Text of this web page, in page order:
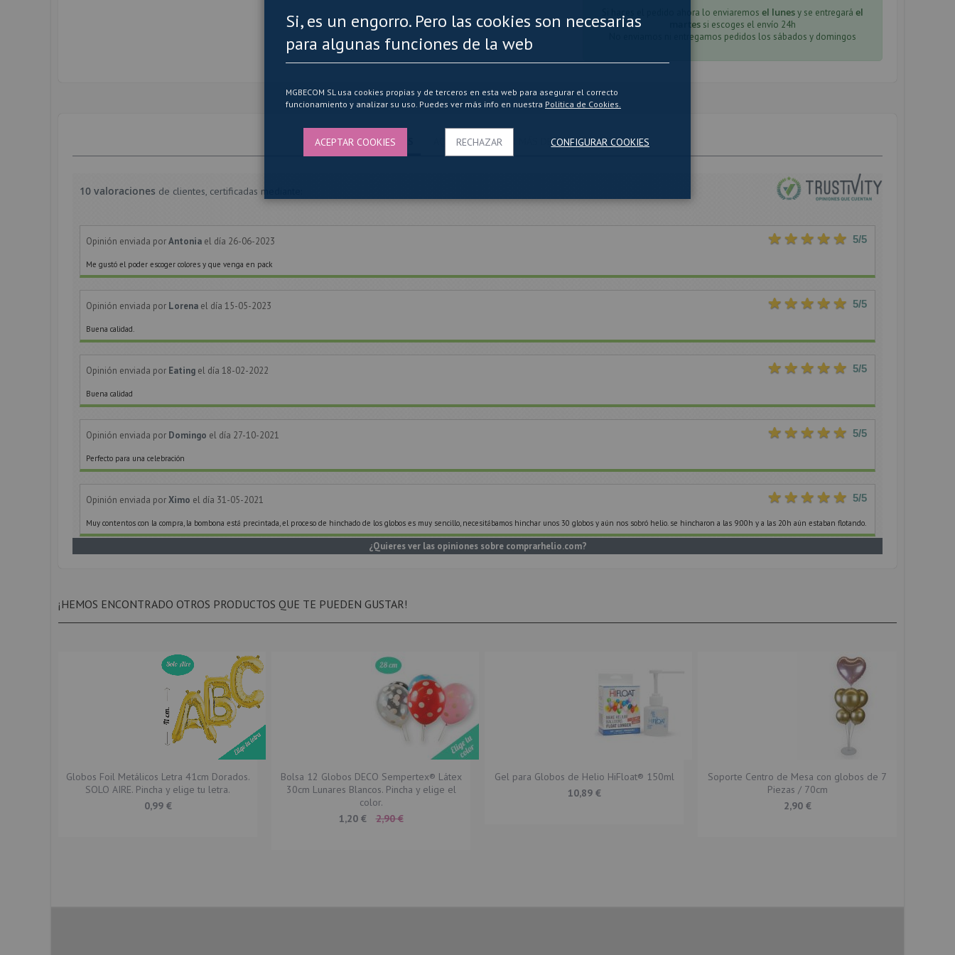
Si haces el pedido ahora lo enviaremosel lunesy se entregaráel
martes si escoges el envío 24h
No enviamos ni entregamos pedidos los sábados y domingos
OPINIONES
10 valoraciones de clientes, certificadas mediante:
Opinión enviada porAntonia el día 26-06-2023 5/5
Me gustó el poder escoger colores y que venga en pack
Opinión enviada por Lorena el día 15-05-2023 5/5
Buena calidad.
Opinión enviada por Eating el día 18-02-2022 5/5
Buena calidad
Opinión enviada por Domingo el día 27-10-2021 5/5
Perfecto para una celebración
Opinión enviada porXimo el día 31-05-2021 5/5
Muy contentos con la compra, la bombona está precintada, el proceso de hinchado de los globos es muy sencillo, necesitábamos hinchar unos 30 globos y aún nos sobró helio. se hincharon a las 9:00h y a las 20h aún estaban flotando.
3/5
Bien aunque no debería estar ninguno pinchado.
Beto_chamorro@hotmail.com 2/5
La botella de helio muy bien. Los globos no tanto. A las 24 horas ya habían perdido el helio y estaban en el suelo.
Opinión enviada por Vivaveas el día 21-04-2020
Un toque perfecto para una fiesta de cumpleaños infantil. Se nos quedó un poco corto, yo compraría mínimo la bombona para 50
¿Quieres ver las opiniones sobre comprarhelio.com?
AQUÍ PUEDES LEER MÁS DETALLES2
¡HEMOS ENCONTRADO OTROS PRODUCTOS QUE TE PUEDEN GUSTAR!
Globos Foil Metálicos Letra 41cm Dorados.
SOLO AIRE. Pincha y elige tu letra.
0,99 €
Bolsa 12 Globos DECO Sempertex® Látex
30cm Lunares Blancos. Pincha y elige el
color.
Special
1,20 € 2,90 €
Gel para Globos de Helio HiFloat® 150ml
10,89 €
Soporte Centro de Mesa con globos de 7
Piezas / 70cm
2,90 €
Si, es un engorro. Pero las cookies son necesarias
para algunas funciones de la web
MGBECOM SL usa cookies propias y de terceros en esta web para asegurar el correcto
funcionamiento y analizar su uso. Puedes ver más info en nuestra Politica de Cookies.
ACEPTAR COOKIES RECHAZAR CONFIGURAR COOKIES